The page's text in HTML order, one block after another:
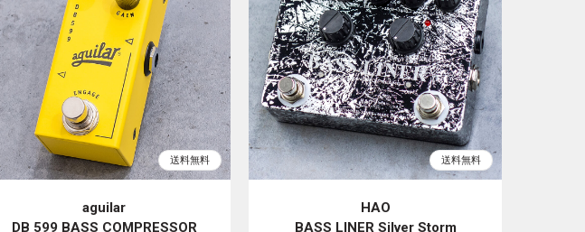
aguilar
DB 599 BASS COMPRESSOR
HAO
BASS LINER Silver Storm